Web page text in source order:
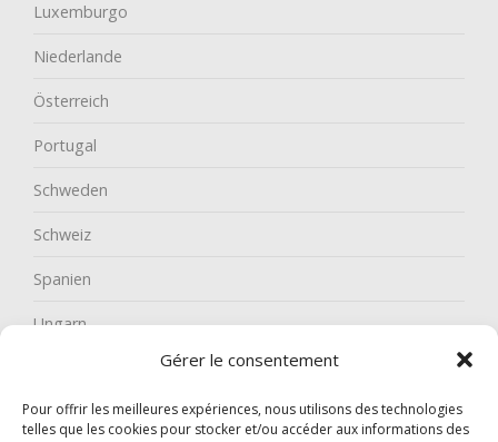
Gérer le consentement
Pour offrir les meilleures expériences, nous utilisons des technologies
telles que les cookies pour stocker et/ou accéder aux informations des
Luxemburgo
Niederlande
Österreich
Portugal
Schweden
Schweiz
Spanien
Ungarn